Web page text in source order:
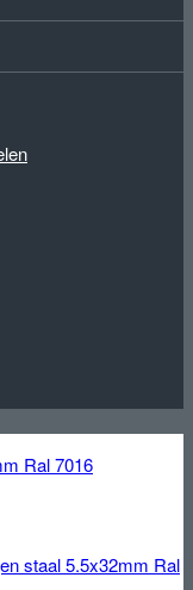
Ral 7016
staal 5.5x32mm Ral